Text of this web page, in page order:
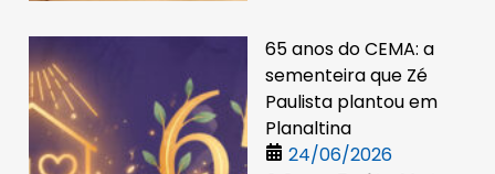
65 anos do CEMA: a
sementeira que Zé
Paulista plantou em
Planaltina
24/06/2026